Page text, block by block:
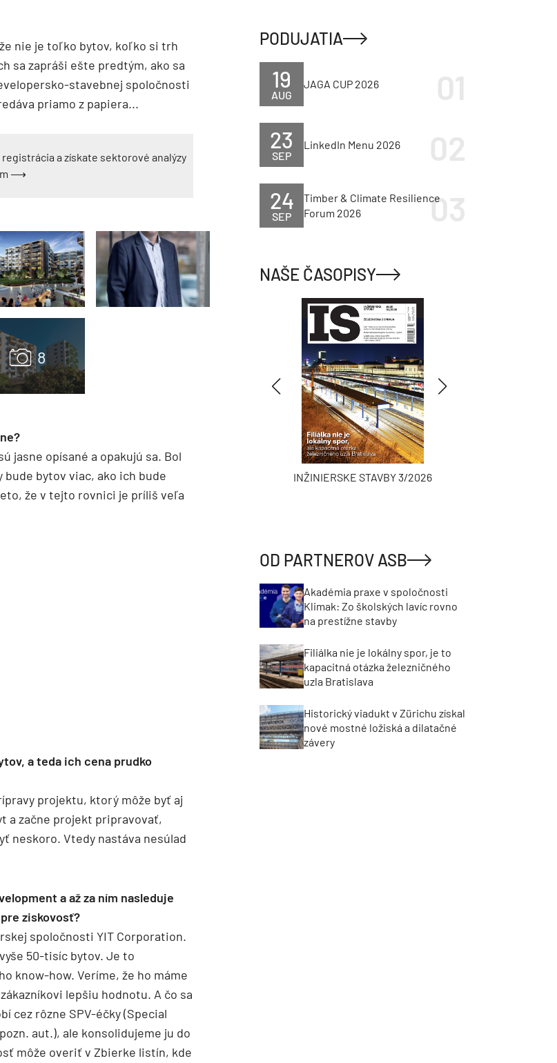
nie je toľko bytov, koľko si trh
sa zapráši ešte predtým, ako sa
stavebnej spoločnosti
priamo z papiera...
a získate sektorové analýzy
⟶
jasne opísané a opakujú sa. Bol
bude bytov viac, ako ich bude
že v tejto rovnici je príliš veľa
a teda ich cena prudko
projektu, ktorý môže byť aj
a začne projekt pripravovať,
neskoro. Vtedy nastáva nesúlad
a až za ním nasleduje
ziskovosť?
spoločnosti YIT Corporation.
50-tisíc bytov. Je to
know-how. Veríme, že ho máme
lepšiu hodnotu. A čo sa
cez rôzne SPV-éčky (Special
aut.), ale konsolidujeme ju do
môže overiť v Zbierke listín, kde
PODUJATIA
AUG
19 JAGA CUP 2026
SEP
23 LinkedIn Menu 2026
SEP
24
Timber & Climate Resilience
Forum 2026
NAŠE ČASOPISY
TZB HAUSTECHNIK 3/2026 INŽINIERSKE STAVBY 3/2026
OD PARTNEROV ASB
Akadémia praxe v spoločnosti
Klimak: Zo školských lavíc rovno
na prestížne stavby
Filiálka nie je lokálny spor, je to
kapacitná otázka železničného
uzla Bratislava
Historický viadukt v Zürichu získal
nové mostné ložiská a dilatačné
závery